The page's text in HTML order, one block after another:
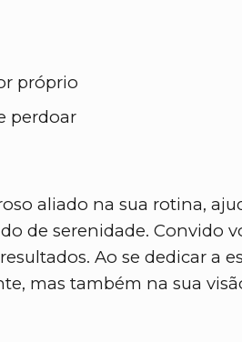
próprio
perdoar
aliado na sua rotina,
de serenidade. Convido
Ao se dedicar a
mas também na sua